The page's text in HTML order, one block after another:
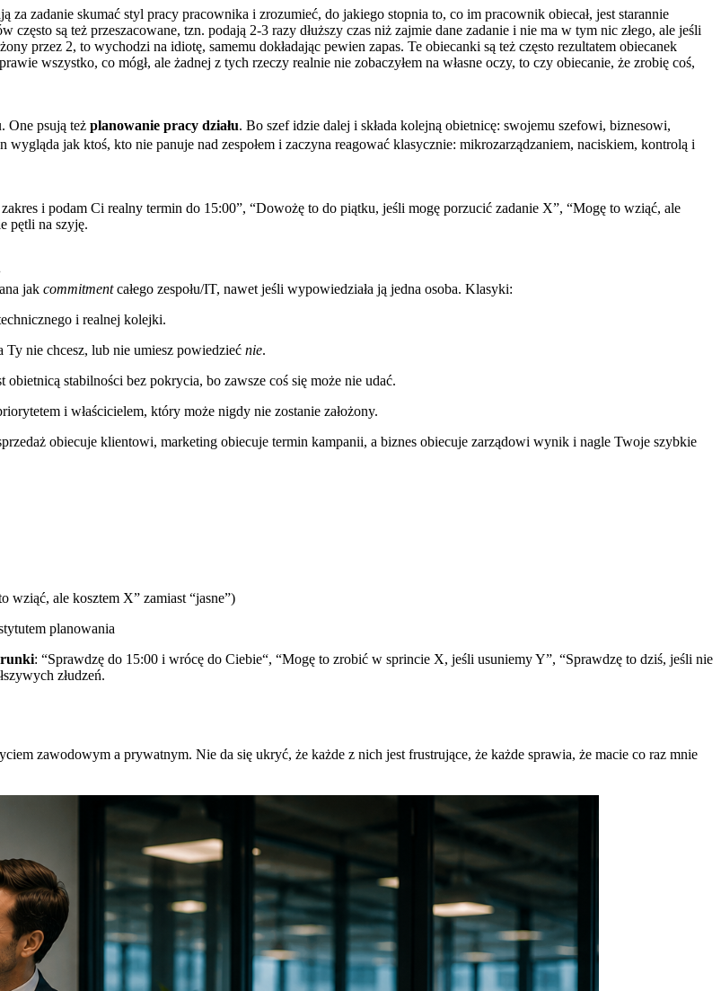
za zadanie skumać styl pracy pracownika i zrozumieć, do jakiego stopnia to, co im pracownik obiecał, jest starannie
są też przeszacowane, tzn. podają 2-3 razy dłuższy czas niż zajmie dane zadanie i nie ma w tym nic złego, ale jeśli
przez 2, to wychodzi na idiotę, samemu dokładając pewien zapas. Te obiecanki są też często rezultatem obiecanek
wszystko, co mógł, ale żadnej z tych rzeczy realnie nie zobaczyłem na własne oczy, to czy obiecanie, że zrobię coś,
One psują też planowanie pracy działu. Bo szef idzie dalej i składa kolejną obietnicę: swojemu szefowi, biznesowi,
jak ktoś, kto nie panuje nad zespołem i zaczyna reagować klasycznie: mikrozarządzaniem, naciskiem, kontrolą i
i podam Ci realny termin do 15:00”, “Dowożę to do piątku, jeśli mogę porzucić zadanie X”, “Mogę to wziąć, ale
pętli na szyję.
jak commitmentcałego zespołu/IT, nawet jeśli wypowiedziała ją jedna osoba. Klasyki:
i realnej kolejki.
Ty nie chcesz, lub nie umiesz powiedzieć nie.
stabilności bez pokrycia, bo zawsze coś się może nie udać.
i właścicielem, który może nigdy nie zostanie założony.
obiecuje klientowi, marketing obiecuje termin kampanii, a biznes obiecuje zarządowi wynik i nagle Twoje szybkie
ale kosztem X” zamiast “jasne”)
planowania
: “Sprawdzę do 15:00 i wrócę do Ciebie“, “Mogę to zrobić w sprincie X, jeśli usuniemy Y”, “Sprawdzę to dziś, jeśli nie
złudzeń.
zawodowym a prywatnym. Nie da się ukryć, że każde z nich jest frustrujące, że każde sprawia, że macie co raz mnie